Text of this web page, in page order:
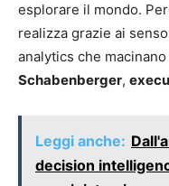
esplorare il mondo.
realizza grazie ai
analytics che
Schabenberger,
Leggi anche:
decision